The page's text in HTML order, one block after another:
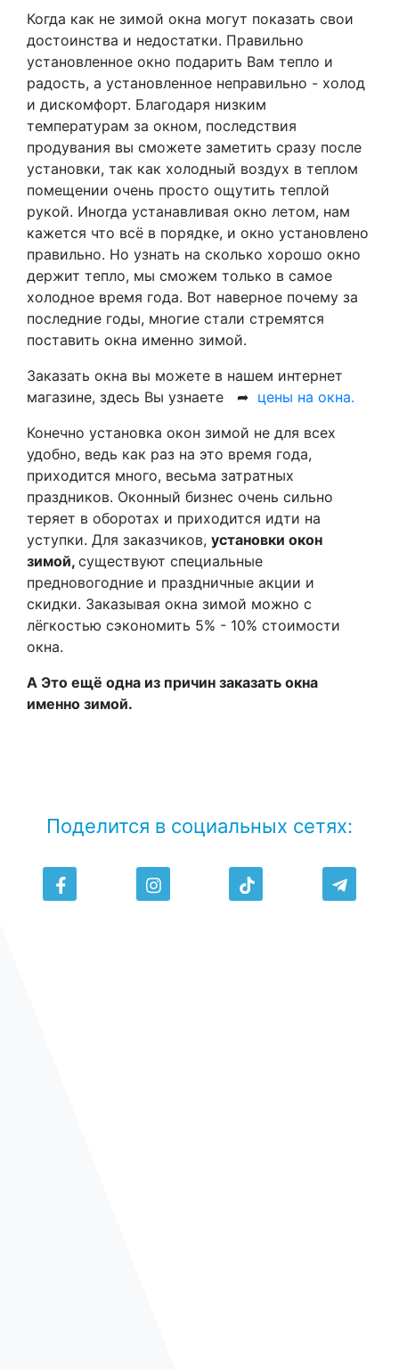
Когда как не зимой окна могут показать свои
достоинства и недостатки. Правильно
установленное окно подарить Вам тепло и
радость, а установленное неправильно - холод
и дискомфорт. Благодаря низким
температурам за окном, последствия
продувания вы сможете заметить сразу после
установки, так как холодный воздух в теплом
помещении очень просто ощутить теплой
рукой. Иногда устанавливая окно летом, нам
кажется что всё в порядке, и окно установлено
правильно. Но узнать на сколько хорошо окно
держит тепло, мы сможем только в самое
холодное время года. Вот наверное почему за
последние годы, многие стали стремятся
поставить окна именно зимой.
Заказать окна вы можете в нашем интернет
магазине, здесь Вы узнаете ➦ цены на окна.
Конечно установка окон зимой не для всех
удобно, ведь как раз на это время года,
приходится много, весьма затратных
праздников. Оконный бизнес очень сильно
теряет в оборотах и приходится идти на
уступки. Для заказчиков, установки окон
зимой, существуют специальные
предновогодние и праздничные акции и
скидки. Заказывая окна зимой можно с
лёгкостью сэкономить 5% - 10% стоимости
окна.
А Это ещё одна из причин заказать окна
именно зимой.
Поделится в социальных сетях: